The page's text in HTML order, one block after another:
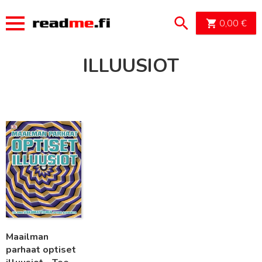
0,00 €
ILLUUSIOT
Maailman
parhaat optiset
Lue lisää